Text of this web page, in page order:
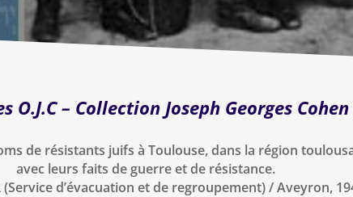
O.J.C – Collection Joseph Georges Cohen
de résistants juifs à Toulouse, dans la région
avec leurs faits de guerre et de résistance.
(Service d’évacuation et de regroupement) / Aveyron,